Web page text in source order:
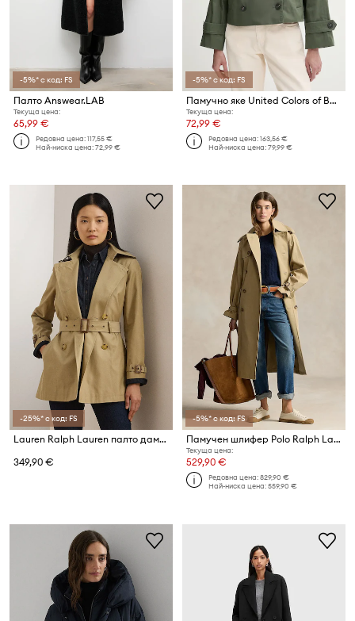
-5%* с код: FS
Палто Answear.LAB
Текуща цена:
65,99 €
Редовна цена:117,55 €
Най-ниска цена:72,99 €
-5%* с код: FS
Памучно яке United Colors of Benetton
Текуща цена:
72,99 €
Редовна цена:163,56 €
Най-ниска цена:79,99 €
-25%* с код: FS
Lauren Ralph Lauren палто дамско с памук
349,90 €
-5%* с код: FS
Памучен шлифер Polo Ralph Lauren
Текуща цена:
529,90 €
Редовна цена:829,90 €
Най-ниска цена:559,90 €